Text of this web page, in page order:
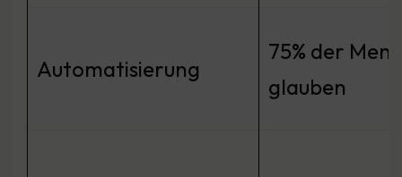
Automatisierung
75% der
glauben